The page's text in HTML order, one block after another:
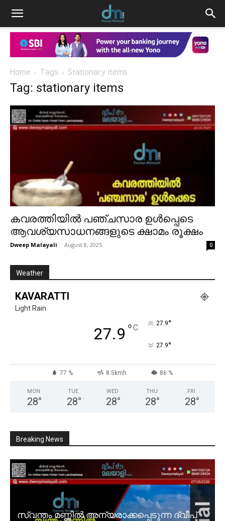
Home Tags Stationary items
Tag: stationary items
കവരത്തിയിൽ പഞ്ചസാര ഉൾപ്പെടെ
ആവശ്യസാധനങ്ങളുടെ ക്ഷാമം രൂക്ഷം
Dweep Malayali - August 8, 2025 0
Weather
KAVARATTI
Light Rain
27.9 °C 27.9°
27.9°
77 % 8.5kmh 86 %
MON
28°
TUE
28°
WED
28°
THU
28°
FRI
28°
Breaking News
സ്വന്തം മണ്ണിൽ അന്യരാക്കപ്പെടുന്ന ദ്വീപ്